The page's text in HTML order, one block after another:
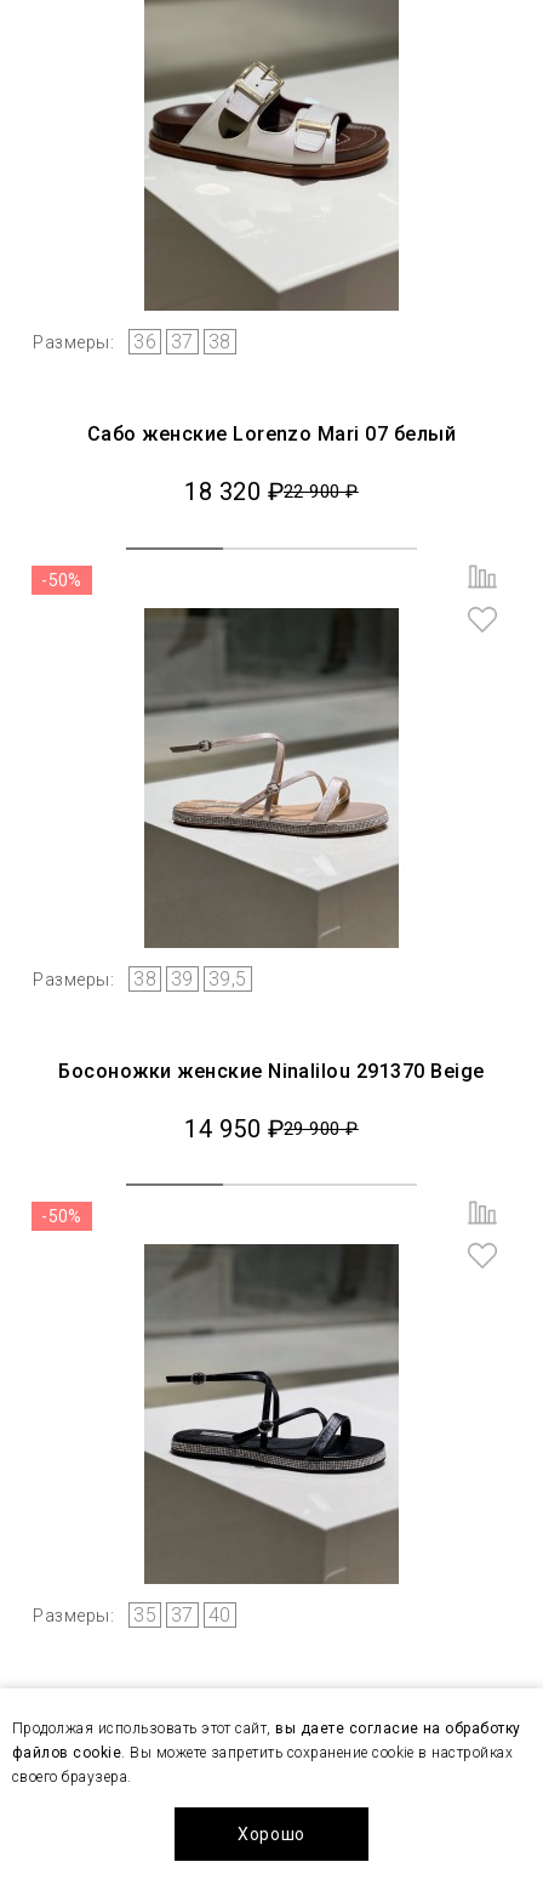
Размеры: 36 37 38
Сабо женские Lorenzo Mari 07 белый
18 320 ₽22 900 ₽
Размеры: 38 39 39,5
-50%
Босоножки женские Ninalilou 291370 Beige
14 950 ₽29 900 ₽
Размеры: 35 37 40
-50%
14 950 ₽ 29 900 ₽
Продолжая использовать этот сайт,вы даете согласие на обработку
файлов cookie. Вы можете запретить сохранение cookie в настройках
своего браузера.
Хорошо